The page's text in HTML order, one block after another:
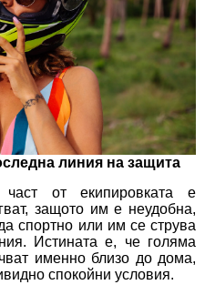
линия на защита
част от екипировката е
защото им е неудобна,
спортно или им се струва
Истината е, че голяма
именно близо до дома,
спокойни условия.